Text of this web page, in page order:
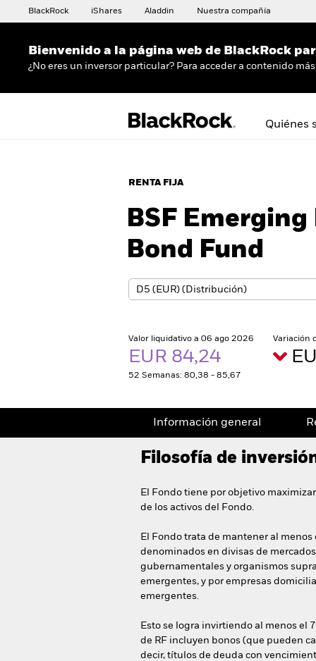
BlackRock iShares Aladdin Nuestra compañía
Bienvenido a la página web de BlackRock
¿No eres un inversor particular? Para acceder a contenido
Quiénes
RENTA FIJA
BSF
Bond Fund
Valor liquidativo a 06 ago 2026
EUR 84,24
52 Semanas: 80,38 - 85,67
Variación
Información general
Filosofía de
El Fondo tiene por objetivo
de los activos del Fondo.
El Fondo trata de mantener al
denominados en divisas de
gubernamentales y organismos
emergentes, y por empresas
emergentes.
Esto se logra invirtiendo al menos el
de RF incluyen bonos (que pueden
decir, títulos de deuda con